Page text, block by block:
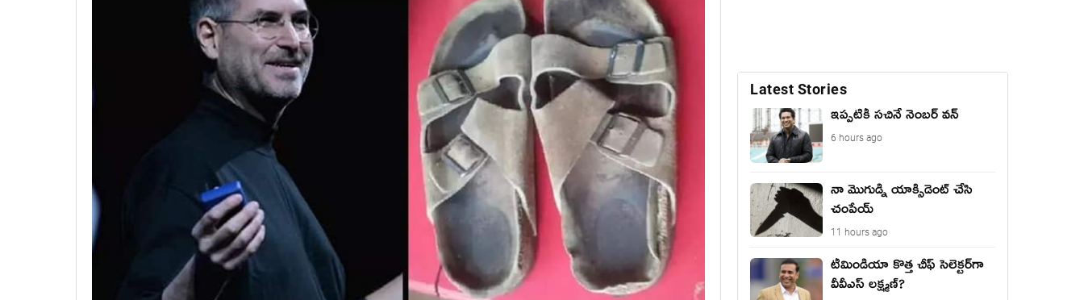
Latest Stories
ఇప్పటికీ సచినే నెంబర్ వన్
6 hours ago
నా మొగుడ్ని యాక్సిడెంట్ చేసి
చంపేయ్
11 hours ago
టీమిండియా కొత్త చీఫ్ సెలెక్టర్‌గా
వీవీఎస్ లక్ష్మణ్?